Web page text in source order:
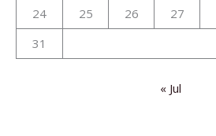
24
25 26 27
31
« Jul